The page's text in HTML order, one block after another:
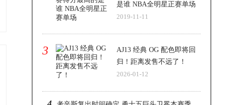
是谁 NBA全明星正赛单场
2019-11-11
3
AJ13 经典 OG 配色即将回
归！距离发售不远了！
2026-01-12